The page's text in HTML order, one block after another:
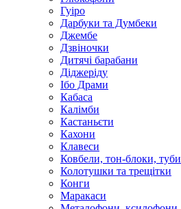
Гуіро
Дарбуки та Думбеки
Джембе
Дзвіночки
Дитячі барабани
Діджеріду
Ібо Драми
Кабаса
Калімби
Кастаньєти
Кахони
Клавеси
Ковбели, тон-блоки, туби
Колотушки та трещітки
Конги
Маракаси